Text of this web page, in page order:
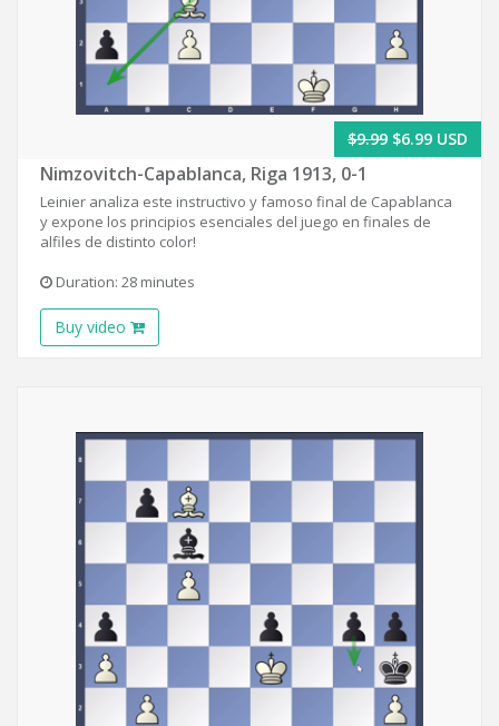
$9.99 $6.99 USD
Nimzovitch-Capablanca, Riga 1913, 0-1
Leinier analiza este instructivo y famoso final de Capablanca
y expone los principios esenciales del juego en finales de
alfiles de distinto color!
Duration: 28 minutes
Buy video